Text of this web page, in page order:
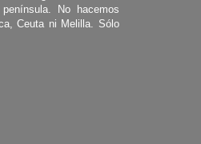
No hacemos
Ceuta ni Melilla. Sólo